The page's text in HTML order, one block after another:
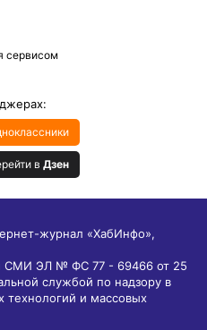
сервисом
в Дзен
журнал «ХабИнфо»,
СМИ ЭЛ № ФС 77 - 69466 от 25
службой по надзору в
технологий и массовых